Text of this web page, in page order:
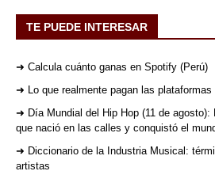
TE PUEDE INTERESAR
➜ Calcula cuánto ganas en Spotify (Perú)
➜ Lo que realmente pagan las plataformas
➜ Día Mundial del Hip Hop (11 de agosto):
que nació en las calles y conquistó el
➜ Diccionario de la Industria Musical:
artistas